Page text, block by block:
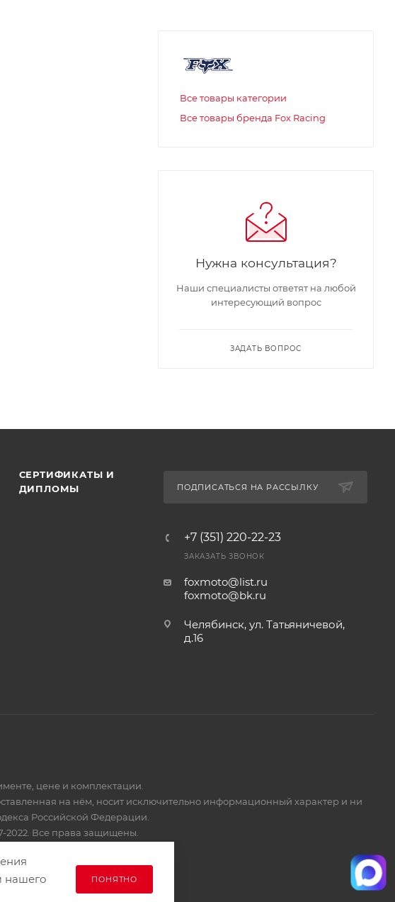
Все товары категории
Все товары бренда Fox Racing
Нужна консультация?
Наши специалисты ответят на любой
интересующий вопрос
ЗАДАТЬ ВОПРОС
СЕРТИФИКАТЫ И
ДИПЛОМЫ
ПОДПИСАТЬСЯ НА РАССЫЛКУ
+7 (351) 220-22-23
ЗАКАЗАТЬ ЗВОНОК
foxmoto@list.ru
foxmoto@bk.ru
Челябинск, ул. Татьяничевой,
д.16
цене и комплектации.
на нём, носит исключительно информационный характер и ни
Российской Федерации.
2022. Все права защищены.
нашего
ПОНЯТНО